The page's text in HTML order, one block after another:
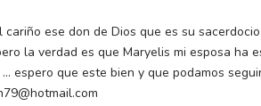
ese don de Dios que es su
la verdad es que Maryelis mi esposa ha
espero que este bien y que podamos